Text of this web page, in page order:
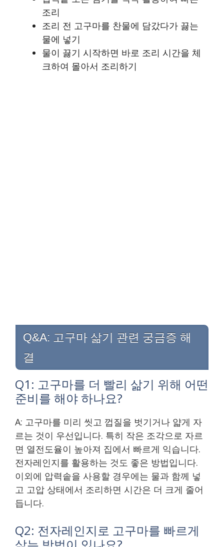
조리
조리 전 고구마를 찬물에 담갔다가 끓는
물에 넣기
물이 끓기 시작하면 바로 조리 시간을 체
크하여 몰아서 조리하기
Q&A: 고구마 삶기 관련 궁금증 해
결
Q1: 고구마를 더 빨리 삶기 위해 어떤
준비를 해야 하나요?
A: 고구마를 미리 씻고 껍질을 벗기거나 얇게 자
르는 것이 우선입니다. 특히 작은 조각으로 자르
면 열전도율이 높아져 집에서 빠르게 익습니다.
전자레인지를 활용하는 것도 좋은 방법입니다.
이외에 압력솥을 사용할 경우에는 물과 함께 넣
고 고압 상태에서 조리하면 시간은 더 크게 줄어
듭니다.
Q2: 전자레인지로 고구마를 빠르게